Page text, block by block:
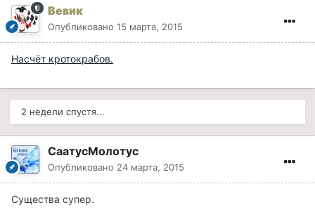
Вевик
Опубликовано 15 марта, 2015
Насчёт кротокрабов.
2 недели спустя...
СаатусМолотус
Опубликовано 24 марта, 2015
Существа супер.